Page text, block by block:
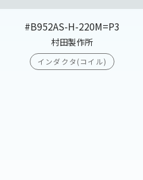
#B952AS-H-220M=P3
村田製作所
インダクタ(コイル)